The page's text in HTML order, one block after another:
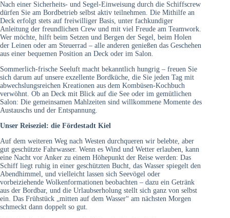
Nach einer Sicherheits- und Segel-Einweisung durch die Schiffscrew
dürfen Sie am Bordbetrieb selbst aktiv teilnehmen. Die Mithilfe an
Deck erfolgt stets auf freiwilliger Basis, unter fachkundiger
Anleitung der freundlichen Crew und mit viel Freude am Teamwork.
Wer möchte, hilft beim Setzen und Bergen der Segel, beim Holen
der Leinen oder am Steuerrad – alle anderen genießen das Geschehen
aus einer bequemen Position an Deck oder im Salon.
Sommerlich-frische Seeluft macht bekanntlich hungrig – freuen Sie
sich darum auf unsere exzellente Bordküche, die Sie jeden Tag mit
abwechslungsreichen Kreationen aus dem Kombüsen-Kochbuch
verwöhnt. Ob an Deck mit Blick auf die See oder im gemütlichen
Salon: Die gemeinsamen Mahlzeiten sind willkommene Momente des
Austauschs und der Entspannung.
Unser Reiseziel: die Fördestadt Kiel
Auf dem weiteren Weg nach Westen durchqueren wir belebte, aber
gut geschützte Fahrwasser. Wenn es Wind und Wetter erlauben, kann
eine Nacht vor Anker zu einem Höhepunkt der Reise werden: Das
Schiff liegt ruhig in einer geschützten Bucht, das Wasser spiegelt den
Abendhimmel, und vielleicht lassen sich Seevögel oder
vorbeiziehende Wolkenformationen beobachten – dazu ein Getränk
aus der Bordbar, und die Urlaubserholung stellt sich ganz von selbst
ein. Das Frühstück „mitten auf dem Wasser“ am nächsten Morgen
schmeckt dann doppelt so gut.